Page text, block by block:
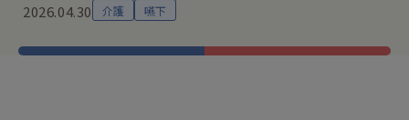
2026.04.30 介護 嚥下